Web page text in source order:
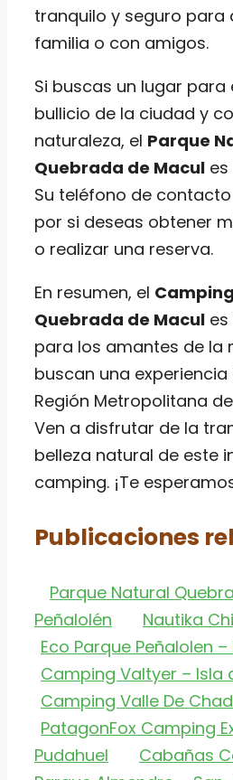
tranquilo y seguro para
familia o con amigos.
Si buscas un lugar para
bullicio de la ciudad y
naturaleza, el Parque
Quebrada de Macul
Su teléfono de contacto
por si deseas obtener
o realizar una reserva.
En resumen, el
Quebrada de Macul
para los amantes de la
buscan una experiencia
Región Metropolitana
Ven a disfrutar de la
belleza natural de este
camping. ¡Te
Publicaciones
Parque Natural
Peñalolén
Nautika
Eco Parque Peñalolen
Camping Valtyer – Isla
Camping Valle De
PatagonFox Camping
Pudahuel
Cabañas